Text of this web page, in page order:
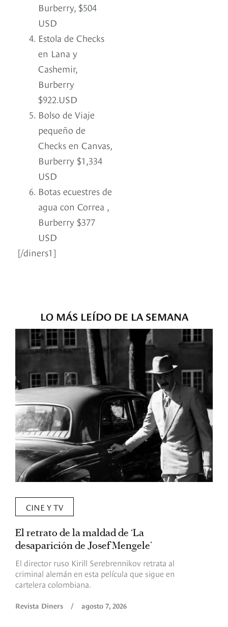
Burberry, $504
USD
Estola de Checks
en Lana y
Cashemir,
Burberry
$922.USD
Bolso de Viaje
pequeño de
Checks en Canvas,
Burberry $1,334
USD
Botas ecuestres de
agua con Correa ,
Burberry $377
USD
[/diners1]
LO MÁS LEÍDO DE LA SEMANA
CINE Y TV
El retrato de la maldad de ‘La
desaparición de Josef Mengele’
El director ruso Kirill Serebrennikov retrata al
criminal alemán en esta película que sigue en
cartelera colombiana.
Revista Diners / agosto 7, 2026